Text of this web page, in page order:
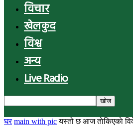
विचार
खेलकुद
विश्व
अन्य
Live Radio
घर main with pic यस्तो छ आज ताेकिएकाे